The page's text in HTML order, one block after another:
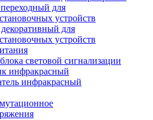
для
устройств
для
устройств
световой сигнализации
инфракрасный
инфракрасный